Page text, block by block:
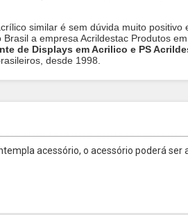
similar é sem dúvida muito positivo
a empresa Acrildestac Produtos
de Displays em Acrilico e PS
desde 1998.
acessório, o acessório poderá ser